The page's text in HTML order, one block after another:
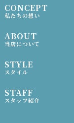
CONCEPT
私たちの想い
ABOUT
当店について
STYLE
スタイル
STAFF
スタッフ紹介